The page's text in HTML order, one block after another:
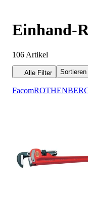
Einhand-
106 Artikel
Alle Filter Sortieren
Facom